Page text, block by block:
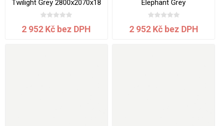
Twilight Grey 2800x2070x18
mm
2 952 Kč bez DPH
Elephant Grey
2800x2070x18 mm
2 952 Kč bez DPH